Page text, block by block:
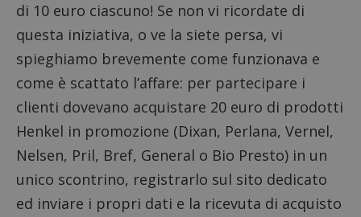
di 10 euro ciascuno! Se non vi ricordate di
questa iniziativa, o ve la siete persa, vi
spieghiamo brevemente come funzionava e
come è scattato l’affare: per partecipare i
clienti dovevano acquistare 20 euro di prodotti
Henkel in promozione (Dixan, Perlana, Vernel,
Nelsen, Pril, Bref, General o Bio Presto) in un
unico scontrino, registrarlo sul sito dedicato
ed inviare i propri dati e la ricevuta di acquisto